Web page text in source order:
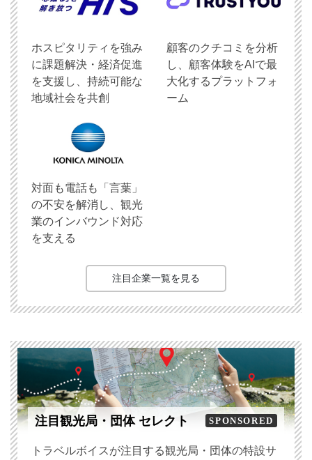
ホスピタリティを強み
に課題解決・経済促進
を支援し、持続可能な
地域社会を共創
顧客のクチコミを分析
し、顧客体験をAIで最
大化するプラットフォ
ーム
対面も電話も「言葉」
の不安を解消し、観光
業のインバウンド対応
を支える
注目企業一覧を見る
注目観光局・団体 セレクト SPONSORED
トラベルボイスが注目する観光局・団体の特設サ